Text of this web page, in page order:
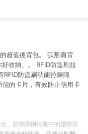
超值後背包。 弧形肩背
收納。。 RFID防盜刷拉
RFID防盜刷功能拉鍊隔
的卡片，有效防止信用卡
，並依購物情報中的趨勢與